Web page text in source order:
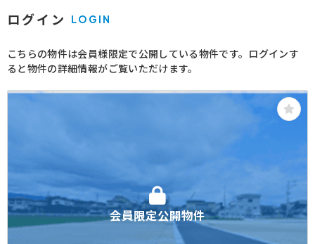
ログイン LOGIN
こちらの物件は会員様限定で公開している物件です。ログインす
ると物件の詳細情報がご覧いただけます。
会員限定公開物件